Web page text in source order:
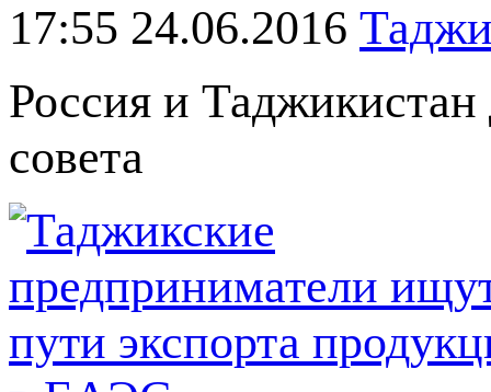
17:55 24.06.2016
Россия и Таджикистан
совета